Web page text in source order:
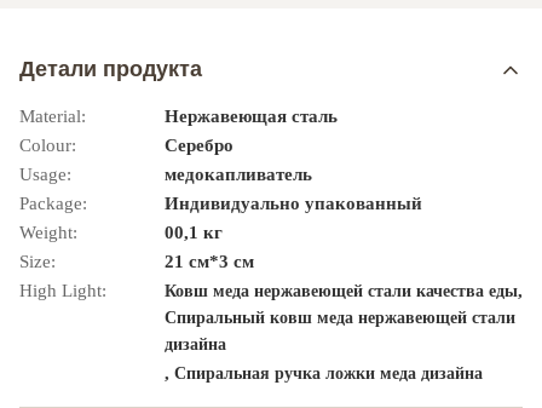
Детали продукта
Material:
Нержавеющая сталь
Colour:
Серебро
Usage:
медокапливатель
Package:
Индивидуально упакованный
Weight:
00,1 кг
Size:
21 см*3 см
High Light:
Ковш меда нержавеющей стали качества еды,
Спиральный ковш меда нержавеющей стали
дизайна
, Спиральная ручка ложки меда дизайна